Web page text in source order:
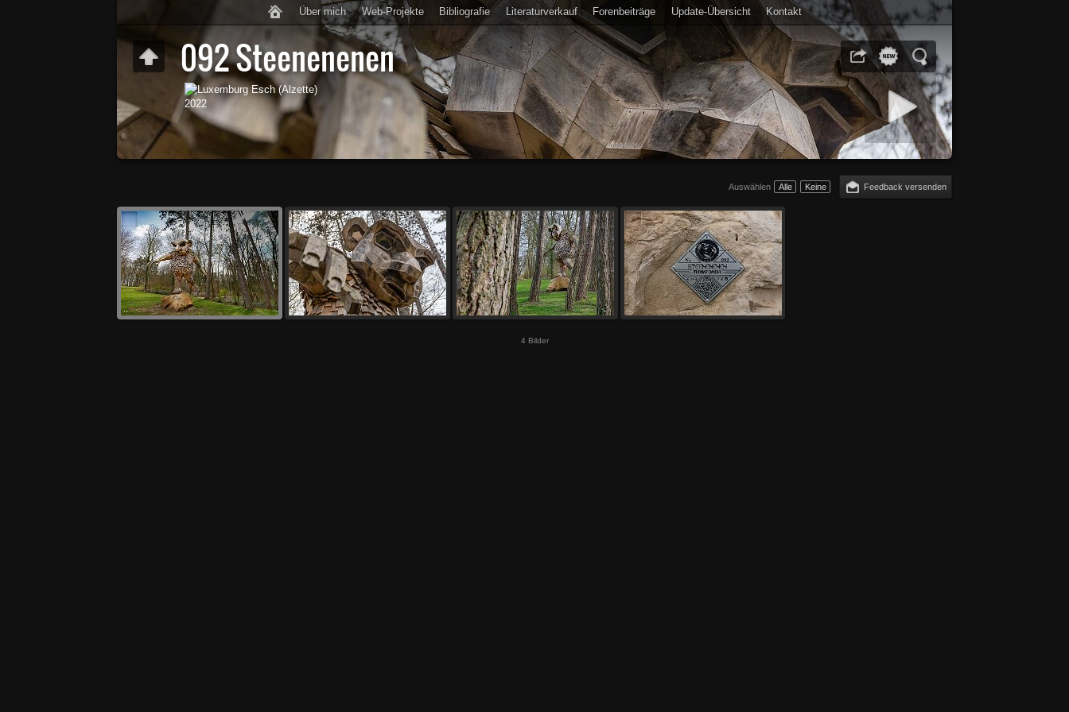
Über mich Web-Projekte Bibliografie Literaturverkauf Forenbeiträge Update-Übersicht Kontakt
092 Steenenenen
Esch (Alzette)
2022
Diashow starten
Auswählen Alle Keine Feedback versenden
4 Bilder